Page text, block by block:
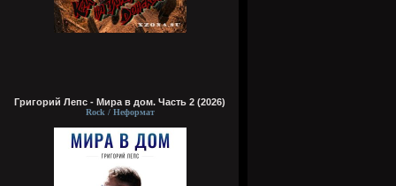
Григорий Лепс - Мира в дом. Часть 2 (2026)
Rock / Неформат